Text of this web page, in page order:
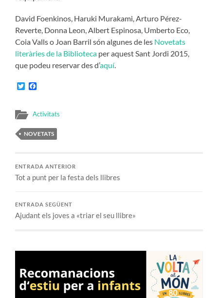
David Foenkinos, Haruki Murakami, Arturo Pérez-
Reverte, Donna Leon, Albert Espinosa, Umberto Eco,
Coia Valls o Joan Barril són algunes de les Novetats
literàries de la Biblioteca per aquest Sant Jordi 2015,
que podeu reservar des d’aquí
Twitter
Activitats
NOVETATS
ENTRADA ANTERIOR
Tot a punt per la festa dels llibres
ENTRADA SEGÜENT
Ajudant els joves a «triar el seu llibre»